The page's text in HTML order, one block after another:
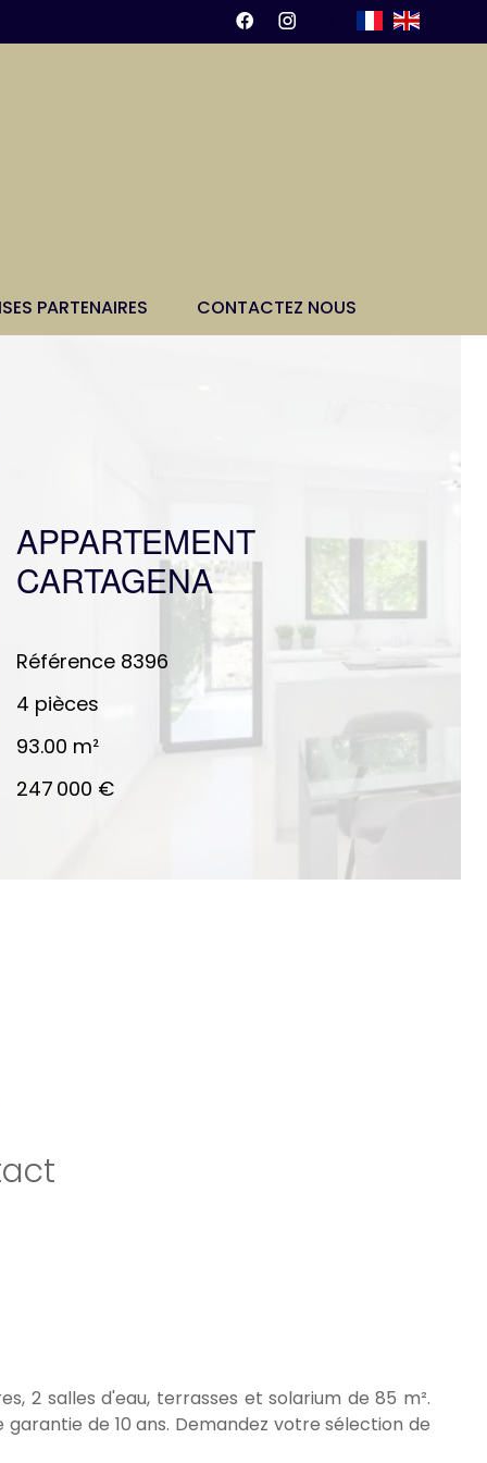
PARTENAIRES CONTACTEZ NOUS
APPARTEMENT
CARTAGENA
Référence 8396
4 pièces
93.00 m²
247 000 €
2 salles d'eau, terrasses et solarium de 85 m².
de 10 ans. Demandez votre sélection de